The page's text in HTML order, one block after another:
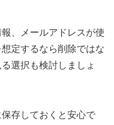
、メールアドレスが使
定するなら削除ではな
選択も検討しましょ
存しておくと安心で